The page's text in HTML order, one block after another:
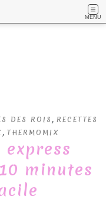
MENU
DES ROIS , RECETTES
, THERMOMIX
minutes